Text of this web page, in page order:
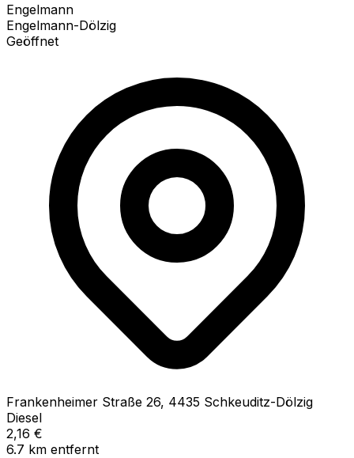
Engelmann
Engelmann-Dölzig
Geöffnet
Frankenheimer Straße 26, 4435 Schkeuditz-Dölzig
Diesel
2,16 €
6.7 km entfernt